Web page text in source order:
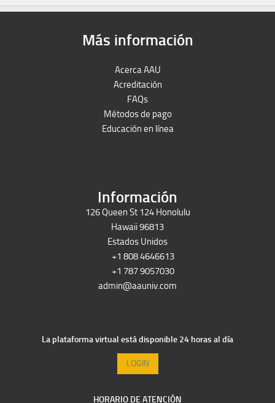
Más información
Acerca AAU
Acreditación
FAQs
Métodos de pago
Educación en línea
Información
126 Queen St 124 Honolulu
Hawaii 96813
Estados Unidos
+1 808 4646613
+1 787 9057030
admin@aauniv.com
La plataforma virtual está disponible 24 horas al día
LOGIN
HORARIO DE ATENCIÓN